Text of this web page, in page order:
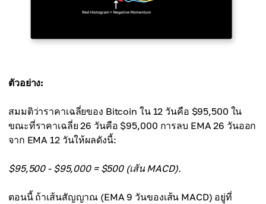
ตัวอย่าง:
สมมติว่าราคาเฉลี่ยของ Bitcoin ใน 12 วันคือ $95,500 ใน
ขณะที่ราคาเฉลี่ย 26 วันคือ $95,000 การลบ EMA 26 วันออก
จาก EMA 12 วันให้ผลดังนี้:
$95,500 - $95,000 = $500 (เส้น MACD).
ตอนนี้ ถ้าเส้นสัญญาณ (EMA 9 วันของเส้น MACD) อยู่ที่